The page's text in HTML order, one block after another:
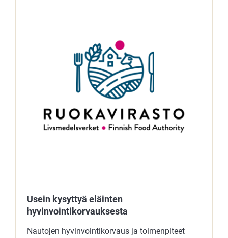
Usein kysyttyä eläinten
hyvinvointikorvauksesta
Nautojen hyvinvointikorvaus ja toimenpiteet